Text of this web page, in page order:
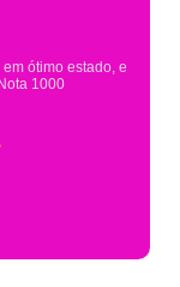
e só encontrei a fantasia
no horário em que
fui muito bem atendido.